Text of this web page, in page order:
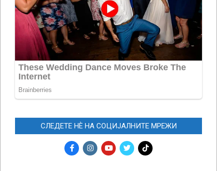
СЛЕДЕТЕ НЀ НА СОЦИЈАЛНИТЕ МРЕЖИ